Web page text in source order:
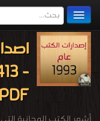
مكتبة الكتب
المكتبات
يُقرأ حالياً
PDF مجاناً